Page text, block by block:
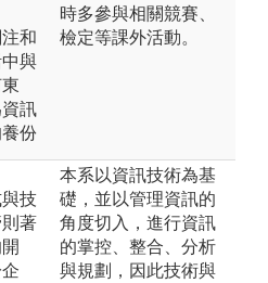
和
與
訊
份
時多參與相關競賽、
檢定等課外活動。
技
著
本系以資訊技術為基
礎，並以管理資訊的
角度切入，進行資訊
的掌控、整合、分析
與規劃，因此技術與